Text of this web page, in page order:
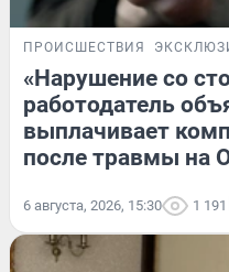
ПРОИСШЕСТВИЯ
«Нарушение со
работодатель
выплачивает
после травмы на
6 августа, 2026, 15:30 1 191